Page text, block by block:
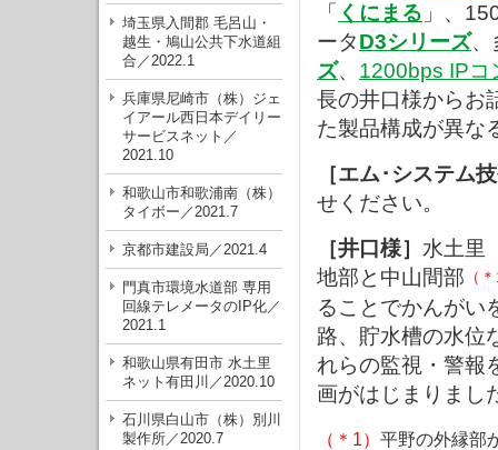
埼玉県入間郡 毛呂山・
越生・鳩山公共下水道組
合／2022.1
兵庫県尼崎市（株）ジェ
イアール西日本デイリー
サービスネット／
2021.10
和歌山市和歌浦南（株）
タイボー／2021.7
京都市建設局／2021.4
門真市環境水道部 専用
回線テレメータのIP化／
2021.1
和歌山県有田市 水土里
ネット有田川／2020.10
石川県白山市（株）別川
製作所／2020.7
「 くにまる 」、
ータD3シリーズ、
ズ、 1200bps IPコ
長の井口様からお
た製品構成が異な
［エム･システム
せください。
［井口様］ 水土里
地部と中山間部 （
ることでかんがい
路、貯水槽の水位
れらの監視・警報
画がはじまりまし
（＊1） 平野の外縁部